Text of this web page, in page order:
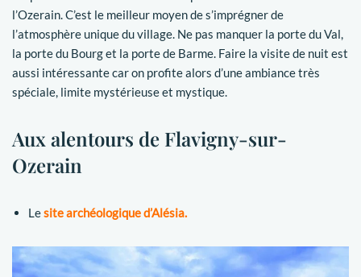
l’Ozerain. C’est le meilleur moyen de s’imprégner de
l’atmosphère unique du village. Ne pas manquer la porte du Val,
la porte du Bourg et la porte de Barme. Faire la visite de nuit est
aussi intéressante car on profite alors d’une ambiance très
spéciale, limite mystérieuse et mystique.
Aux alentours de Flavigny-sur-
Ozerain
Lesite archéologique d’Alésia.